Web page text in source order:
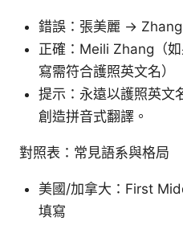
錯誤：張美麗 →
正確：Meili Zhang（
寫需符合護照英文名）
提示：永遠以護照英文
創造拼音式翻譯。
對照表：常見語系與格局
美國/加拿大：First
填寫